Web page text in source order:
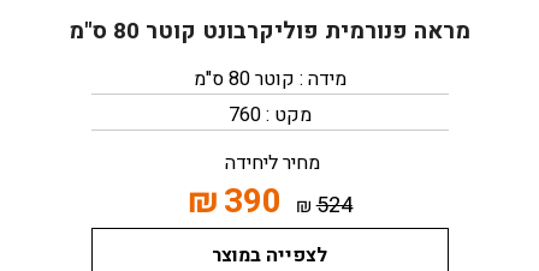
מראה פנורמית פוליקרבונט קוטר 80 ס"מ
מידה : קוטר 80 ס"מ
מקט : 760
מחיר ליחידה
524
₪
390
₪
לצפייה במוצר